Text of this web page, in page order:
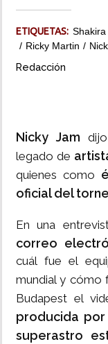
ETIQUETAS: Shakira
Ricky Martin
Redacción
Nicky Jam
legado de
quienes como
oficial del
En una
correo
cuál fue el
mundial y cómo
Budapest el
producida por
superastro